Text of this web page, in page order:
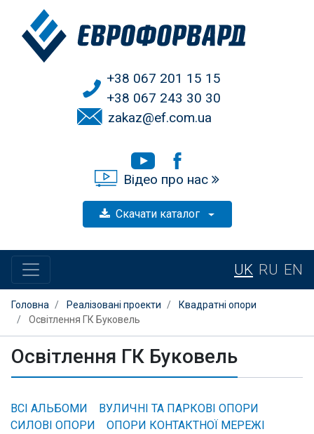
+38 067 201 15 15
+38 067 243 30 30
zakaz@ef.com.ua
Відео про нас
Скачати каталог
UK RU EN
Головна Реалізовані проекти
Квадратні опори
Освітлення ГК Буковель
Освітлення ГК Буковель
ВСІ АЛЬБОМИ
ВУЛИЧНІ ТА ПАРКОВІ ОПОРИ
СИЛОВІ ОПОРИ
ОПОРИ КОНТАКТНОЇ МЕРЕЖІ